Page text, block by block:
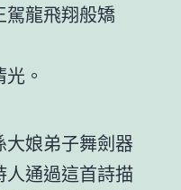
龍飛翔般矯
。
大娘弟子舞劍器
通過這首詩描